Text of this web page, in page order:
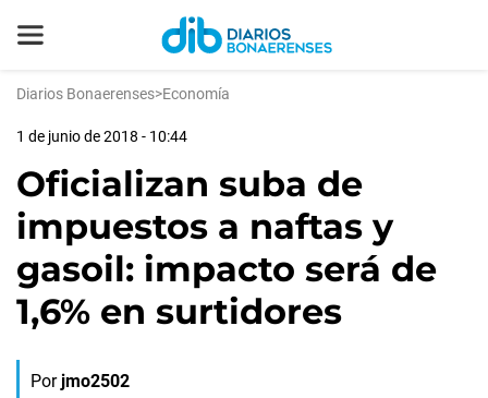
Diarios Bonaerenses>Economía
1 de junio de 2018 - 10:44
Oficializan suba de
impuestos a naftas y
gasoil: impacto será de
1,6% en surtidores
Por jmo2502